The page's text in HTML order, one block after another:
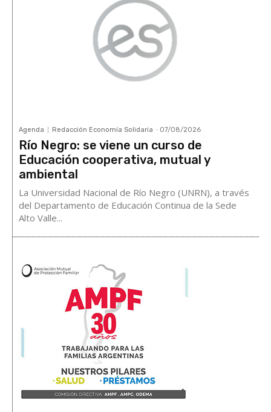
Agenda Redacción Economía Solidaria - 07/08/2026
Río Negro: se viene un curso de
Educación cooperativa, mutual y
ambiental
La Universidad Nacional de Río Negro (UNRN), a través
del Departamento de Educación Continua de la Sede
Alto Valle...